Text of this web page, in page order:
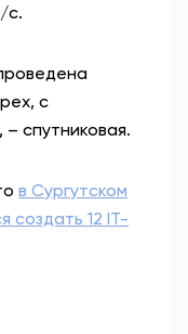
с.
с
спутниковая.
в Сургутском
создать 12 IT-